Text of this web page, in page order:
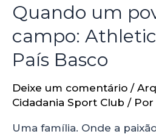
Quando um
campo:
País Basco
Deixe um comentário /
Cidadania Sport Club / Por
Uma família. Onde a